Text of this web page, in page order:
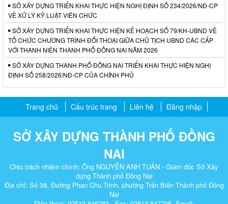
SỞ XÂY DỰNG TRIỂN KHAI THỰC HIỆN NGHỊ ĐỊNH SỐ 234/2026/NĐ-CP
VỀ XỬ LÝ KỶ LUẬT VIÊN CHỨC
SỞ XÂY DỰNG TRIỂN KHAI THỰC HIỆN KẾ HOẠCH SỐ 79/KH-UBND VỀ
TỔ CHỨC CHƯƠNG TRÌNH ĐỐI THOẠI GIỮA CHỦ TỊCH UBND CÁC CẤP
VỚI THANH NIÊN THÀNH PHỐ ĐỒNG NAI NĂM 2026
SỞ XÂY DỰNG THÀNH PHỐ ĐỒNG NAI TRIỂN KHAI THỰC HIỆN NGHỊ
ĐỊNH SỐ 258/2026/NĐ-CP CỦA CHÍNH PHỦ
Trang chủ Cấu trúc trang Liên hệ Đăng nhập
SỞ XÂY DỰNG THÀNH PHỐ ĐỒNG
NAI
Chịu trách nhiệm chính: Ông NGUYỄN ANH TUẤN - Giám đốc Sở Xây
dựng Thành phố Đồng Nai
Địa chỉ: Số 38, Đường Phan Chu Trinh, phường Trấn Biên Thành phố Đồng
Nai